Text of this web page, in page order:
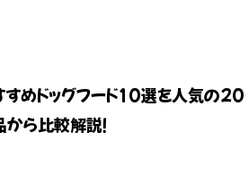
すめドッグフード10選を人気の20
から比較解説！